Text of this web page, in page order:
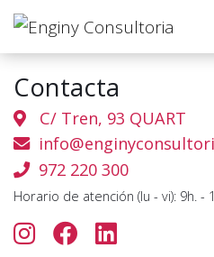
Contacta
C/ Tren, 93 QUART
972 220 300
Horario de atención (lu - vi): 9h. -